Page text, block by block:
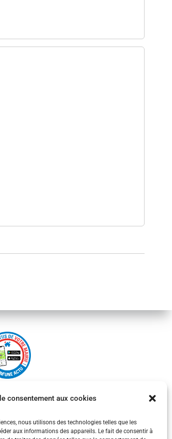
consentement aux cookies
nous utilisons des technologies telles que les
aux informations des appareils. Le fait de consentir à